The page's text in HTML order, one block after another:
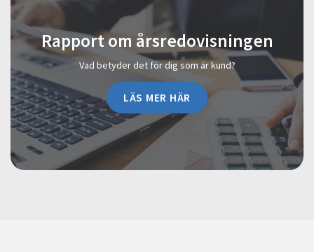
Rapport om årsredovisningen
Vad betyder det för dig som är kund?
LÄS MER HÄR